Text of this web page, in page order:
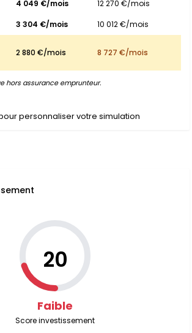
4 049 €/mois
12 270 €/mois
3 304 €/mois
10 012 €/mois
2 880 €/mois 8 727 €/mois
hors assurance emprunteur.
personnaliser votre simulation
20
Faible
Score investissement